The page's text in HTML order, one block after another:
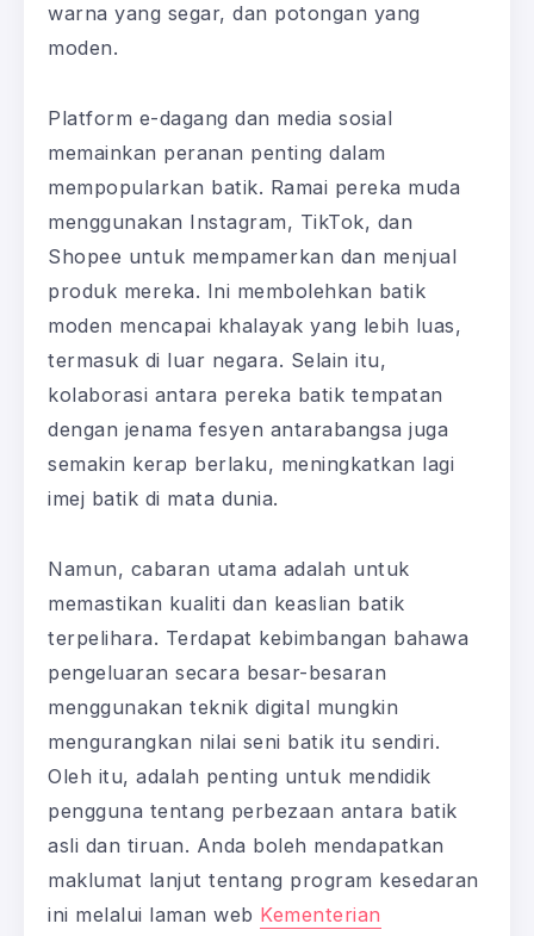
warna yang segar, dan potongan yang
moden.
Platform e-dagang dan media sosial
memainkan peranan penting dalam
mempopularkan batik. Ramai pereka muda
menggunakan Instagram, TikTok, dan
Shopee untuk mempamerkan dan menjual
produk mereka. Ini membolehkan batik
moden mencapai khalayak yang lebih luas,
termasuk di luar negara. Selain itu,
kolaborasi antara pereka batik tempatan
dengan jenama fesyen antarabangsa juga
semakin kerap berlaku, meningkatkan lagi
imej batik di mata dunia.
Namun, cabaran utama adalah untuk
memastikan kualiti dan keaslian batik
terpelihara. Terdapat kebimbangan bahawa
pengeluaran secara besar-besaran
menggunakan teknik digital mungkin
mengurangkan nilai seni batik itu sendiri.
Oleh itu, adalah penting untuk mendidik
pengguna tentang perbezaan antara batik
asli dan tiruan. Anda boleh mendapatkan
maklumat lanjut tentang program kesedaran
ini melalui laman web Kementerian